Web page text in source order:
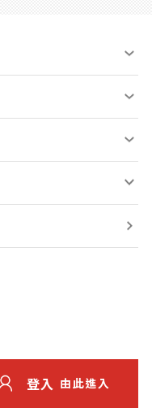
登入 由此進入